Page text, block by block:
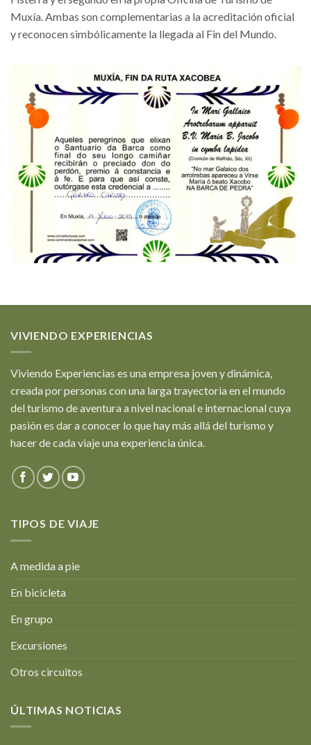
Muxía. Ambas son complementarias a la acreditación oficial
y reconocen simbólicamente la llegada al Fin del Mundo.
VIVIENDO EXPERIENCIAS
Viviendo Experiencias es una empresa joven y dinámica,
creada por personas con una larga trayectoria en el mundo
del turismo de aventura a nivel nacional e internacional cuya
pasión es dar a conocer lo que hay más allá del turismo y
hacer de cada viaje una experiencia única.
TIPOS DE VIAJE
A medida a pie
En bicicleta
En grupo
Excursiones
Otros circuitos
ÚLTIMAS NOTICIAS